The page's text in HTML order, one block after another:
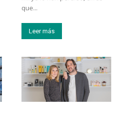
que...
Leer más